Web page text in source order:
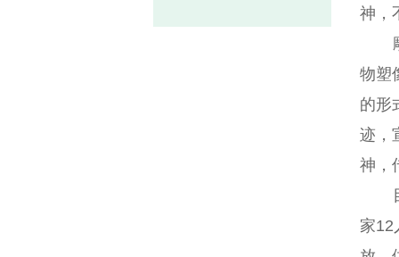
神，
物塑
的形
迹，
神，
家12